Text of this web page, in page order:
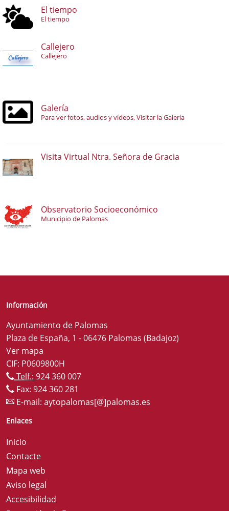
El tiempo
El tiempo
Callejero
Callejero
Galería
Para ver fotos, audios y vídeos, Visitar la Galería
Visita Virtual Ntra. Señora de Gracia
Observatorio Socioeconómico
Municipio de Palomas
Información
Ayuntamiento de Palomas
Plaza de España, 1 - 06476 Palomas (Badajoz)
Ver mapa
CIF: P0609800H
Telf.: 924 360 007
Fax: 924 360 281
E-mail: aytopalomas[@]palomas.es
Enlaces
Inicio
Contacte
Mapa web
Aviso legal
Accesibilidad